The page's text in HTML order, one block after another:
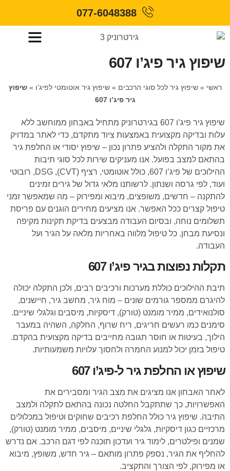
077-6048388
שיפוץ גיר פיג’ו 607
ראשי »שיפוץ גיר לכל סוגי הרכבים »שיפוץ גיר אוטומטי לפיג’ו »שיפוץ
גיר פיג’ו 607
שיפוץ גיר פיג’ו 607 בגירטרוניק מתחיל באבחון ממוחשב ללא
עלות ובדיקה מקצועית באמצעות ציוד מתקדם, כדי לאתר במדויק
את מקור התקלה ולהציע פתרון נכון – שיפוץ יסודי או החלפת גיר
בהתאם למצב בפועל. אנו מעניקים שירות לכל סוגי תיבות
ההילוכים של פיג’ו 607, כולל אוטומטי, רציף (CVT), DSG, רובוטי
ועוד, לפי גרסה ושנתון. לרשותנו מלאי גדול של גירים זמינים
להתקנה – חדשים, משופצים, מיבוא ומפירוק – מה שמאפשר זמני
טיפול קצרים ככל האפשר. אנו מציעים מחירים הוגנים עם פריסת
תשלומים נוחה, ובסיום העבודה מבצעים בדיקת תקינות מקיפה
ונסיעת מבחן. כל טיפול מלווה באחריות מלאה על הגיר ועל
העבודה.
תקלות נפוצות בגיר פיג’ו 607
תיבת ההילוכים כוללת מערכות ורכיבים רבים, ולכן התקלה יכולה
להיגרם ממספר גורמים שונים – מוח גיר, מחשב גיר, חיישנים,
סולנואידים, ממיר מומנט (טורק), דיסקיות, מיסבים וגלגלי שיניים.
סימנים כמו רעשים חריגים, ריח שרוף, החלקה, השהיה במעבר
הילוך, בעיטות או חוסר תגובה מחייבים בדיקה מקצועית בהקדם.
טיפול בזמן יכול למנוע החמרה ולחסוך עלויות משמעותיות.
שיפוץ או החלפת גיר ל-פיג’ו 607
לאחר האבחון אנו מציגים את מצב הגיר ומסבירים את
האפשרויות, כך שתתקבל החלטה נכונה בהתאם לתקלה ולמצב
התיבה. שיפוץ גיר כולל החלפת רכיבים שחוקים וטיפול במכלולים
מרכזיים כגון דיסקיות, גלגלי שיניים, מיסבים, ממיר מומנט (טורק),
שמנים ופילטרים, לימוד גיר ועדכון תוכנה לפי דגם הרכב. אם נדרש
להחליף את הגיר, נספק פתרון מותאם – גיר חדש, משופץ, מיבוא
או מפירוק, לפי הצורך והתקציב.